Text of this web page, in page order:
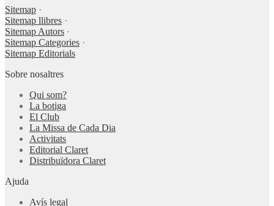
Sitemap ·
Sitemap llibres ·
Sitemap Autors ·
Sitemap Categories ·
Sitemap Editorials
Sobre nosaltres
Qui som?
La botiga
El Club
La Missa de Cada Dia
Activitats
Editorial Claret
Distribuïdora Claret
Ajuda
Avís legal